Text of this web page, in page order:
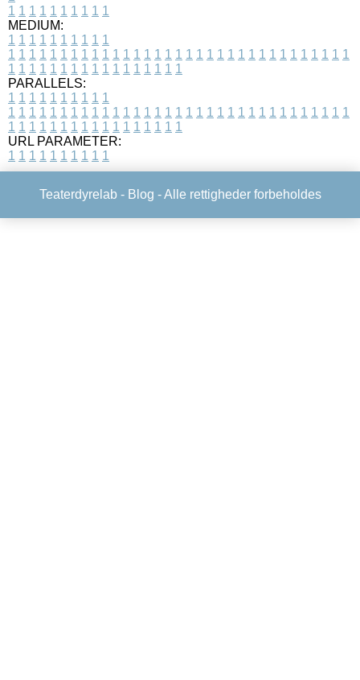
1 1 1 1 1 1 1 1 1 1
MEDIUM:
1 1 1 1 1 1 1 1 1 1
1 1 1 1 1 1 1 1 1 1 1 1 1 1 1 1 1 1 1 1 1 1 1 1 1 1 1 1 1 1 1 1 1
1 1 1 1 1 1 1 1 1 1 1 1 1 1 1 1 1
PARALLELS:
1 1 1 1 1 1 1 1 1 1
1 1 1 1 1 1 1 1 1 1 1 1 1 1 1 1 1 1 1 1 1 1 1 1 1 1 1 1 1 1 1 1 1
1 1 1 1 1 1 1 1 1 1 1 1 1 1 1 1 1
URL PARAMETER:
1 1 1 1 1 1 1 1 1 1
Teaterdyrelab - Blog - Alle rettigheder forbeholdes